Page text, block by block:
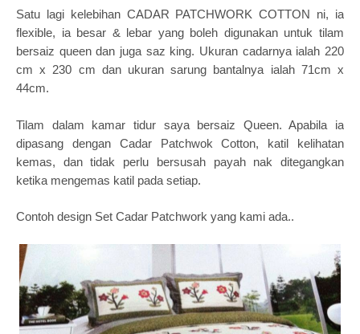
Satu lagi kelebihan CADAR PATCHWORK COTTON ni, ia
flexible, ia besar & lebar yang boleh digunakan untuk tilam
bersaiz queen dan juga saz king. Ukuran cadarnya ialah 220
cm x 230 cm dan ukuran sarung bantalnya ialah 71cm x
44cm.
Tilam dalam kamar tidur saya bersaiz Queen. Apabila ia
dipasang dengan Cadar Patchwok Cotton, katil kelihatan
kemas, dan tidak perlu bersusah payah nak ditegangkan
ketika mengemas katil pada setiap.
Contoh design Set Cadar Patchwork yang kami ada..